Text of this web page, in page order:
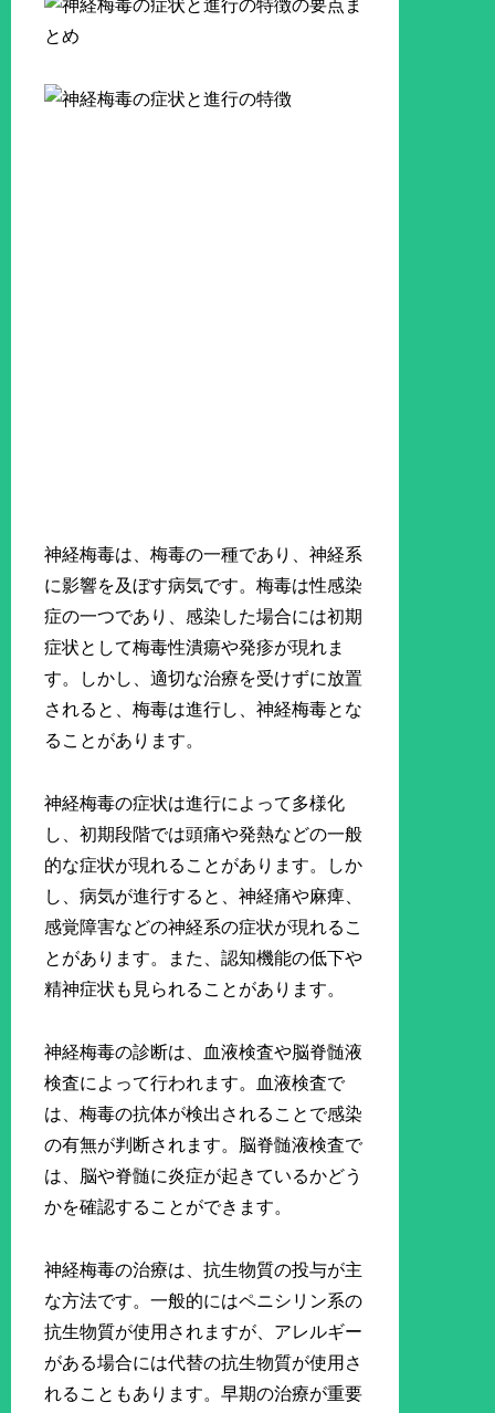
神経梅毒は、梅毒の一種であり、神経系
に影響を及ぼす病気です。梅毒は性感染
症の一つであり、感染した場合には初期
症状として梅毒性潰瘍や発疹が現れま
す。しかし、適切な治療を受けずに放置
されると、梅毒は進行し、神経梅毒とな
ることがあります。
神経梅毒の症状は進行によって多様化
し、初期段階では頭痛や発熱などの一般
的な症状が現れることがあります。しか
し、病気が進行すると、神経痛や麻痺、
感覚障害などの神経系の症状が現れるこ
とがあります。また、認知機能の低下や
精神症状も見られることがあります。
神経梅毒の診断は、血液検査や脳脊髄液
検査によって行われます。血液検査で
は、梅毒の抗体が検出されることで感染
の有無が判断されます。脳脊髄液検査で
は、脳や脊髄に炎症が起きているかどう
かを確認することができます。
神経梅毒の治療は、抗生物質の投与が主
な方法です。一般的にはペニシリン系の
抗生物質が使用されますが、アレルギー
がある場合には代替の抗生物質が使用さ
れることもあります。早期の治療が重要